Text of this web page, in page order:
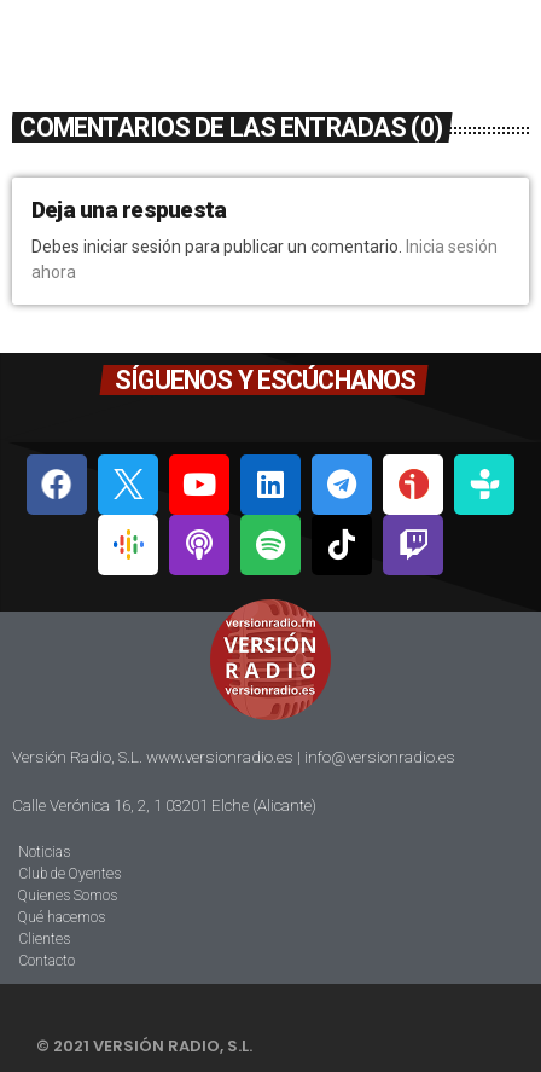
COMENTARIOS DE LAS ENTRADAS (0)
Deja una respuesta
Debes iniciar sesión para publicar un comentario.
Inicia sesión
ahora
SÍGUENOS Y ESCÚCHANOS
Versión Radio, S.L. www.versionradio.es | info@versionradio.es
Calle Verónica 16, 2, 1 03201 Elche (Alicante)
Noticias
Club de Oyentes
Quienes Somos
Qué hacemos
Clientes
Contacto
© 2021 VERSIÓN RADIO, S.L.